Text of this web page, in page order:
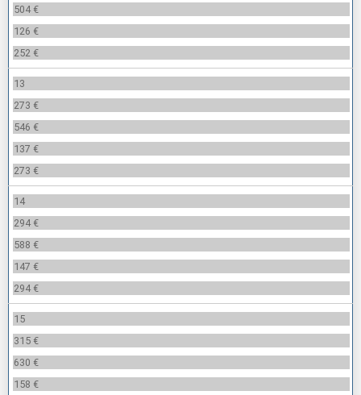
504 €
126 €
252 €
13
273 €
546 €
137 €
273 €
14
294 €
588 €
147 €
294 €
15
315 €
630 €
158 €